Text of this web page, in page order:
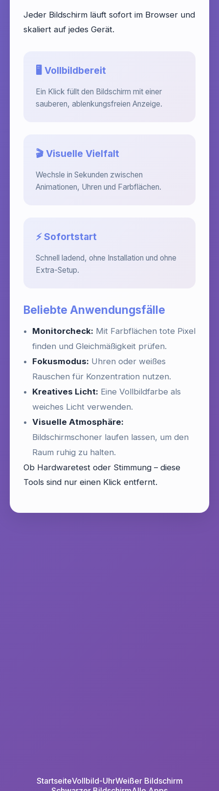
Jeder Bildschirm läuft sofort im Browser und
skaliert auf jedes Gerät.
🖥️ Vollbildbereit
Ein Klick füllt den Bildschirm mit einer
sauberen, ablenkungsfreien Anzeige.
🎬 Visuelle Vielfalt
Wechsle in Sekunden zwischen
Animationen, Uhren und Farbflächen.
⚡ Sofortstart
Schnell ladend, ohne Installation und ohne
Extra-Setup.
Beliebte Anwendungsfälle
Monitorcheck: Mit Farbflächen tote Pixel
finden und Gleichmäßigkeit prüfen.
Fokusmodus: Uhren oder weißes
Rauschen für Konzentration nutzen.
Kreatives Licht: Eine Vollbildfarbe als
weiches Licht verwenden.
Visuelle Atmosphäre:
Bildschirmschoner laufen lassen, um den
Raum ruhig zu halten.
Ob Hardwaretest oder Stimmung – diese
Tools sind nur einen Klick entfernt.
StartseiteVollbild-UhrWeißer Bildschirm